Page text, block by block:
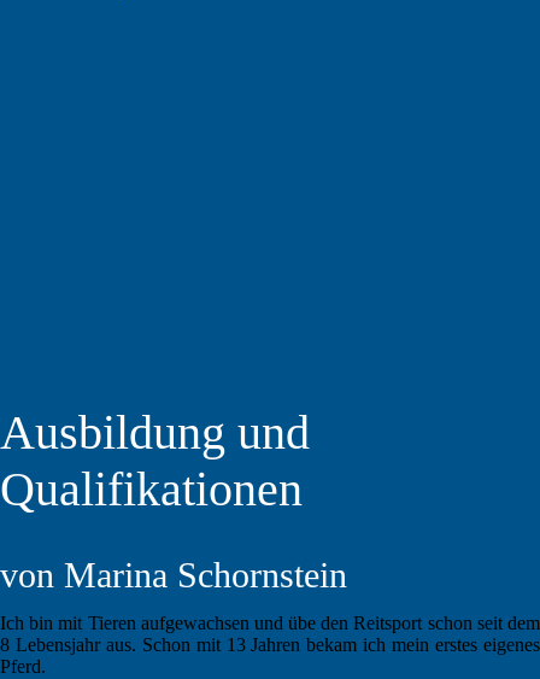
Ausbildung und
Qualifikationen
von Marina Schornstein
Ich bin mit Tieren aufgewachsen und übe den Reitsport schon seit dem
8 Lebensjahr aus. Schon mit 13 Jahren bekam ich mein erstes eigenes
Pferd.